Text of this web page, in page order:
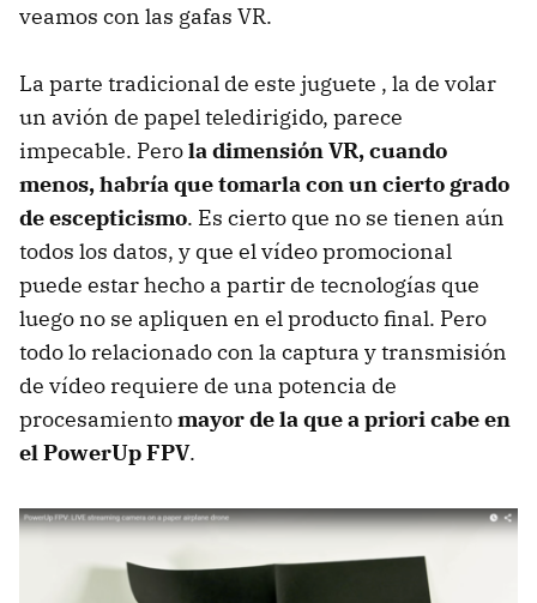
veamos con las gafas VR.
La parte tradicional de este juguete , la de volar
un avión de papel teledirigido, parece
impecable. Perola dimensión VR, cuando
menos, habría que tomarla con un cierto grado
de escepticismo. Es cierto que no se tienen aún
todos los datos, y que el vídeo promocional
puede estar hecho a partir de tecnologías que
luego no se apliquen en el producto final. Pero
todo lo relacionado con la captura y transmisión
de vídeo requiere de una potencia de
procesamientomayor de la que a priori cabe en
el PowerUp FPV.